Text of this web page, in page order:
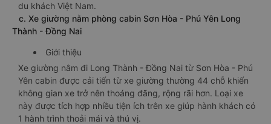
du khách Việt Nam.
c. Xe giường nằm phòng cabin Sơn Hòa - Phú Yên Long
Thành - Đồng Nai
Giới thiệu
Xe giường nằm đi Long Thành - Đồng Nai từ Sơn Hòa - Phú
Yên cabin được cải tiến từ xe giường thường 44 chỗ khiến
không gian xe trở nên thoáng đãng, rộng rãi hơn. Loại xe
này được tích hợp nhiều tiện ích trên xe giúp hành khách có
1 hành trình thoải mái và thú vị.